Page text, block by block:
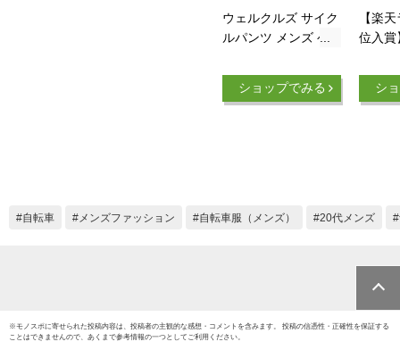
ウェルクルズ サイク
ルパンツ メンズ ゲ
パンツ 9カラー サイ
クルジャージ サイク
WL-BB053 【楽天倉
ショップでみる
【楽
位入賞
パンツ
サイ
シ
自転車 メンズファッション 自転車服（メンズ） 20代メンズ
※モノスポに寄せられた投稿内容は、投稿者の主観的な感想・コメントを含みます。 投稿の信憑性・正確性を保証する
ことはできませんので、あくまで参考情報の一つとしてご利用ください。